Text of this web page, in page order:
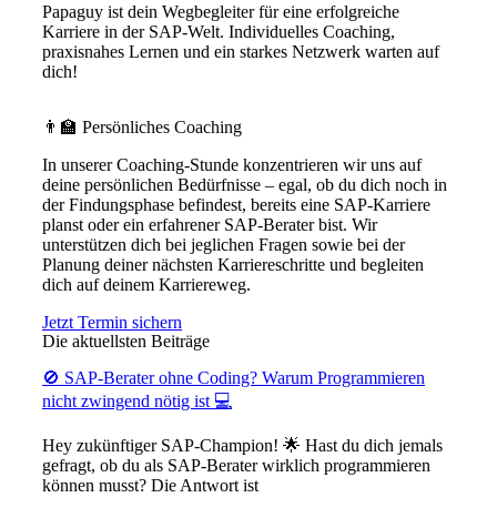
Papaguy ist dein Wegbegleiter für eine erfolgreiche
Karriere in der SAP-Welt. Individuelles Coaching,
praxisnahes Lernen und ein starkes Netzwerk warten auf
dich!
👨‍🏫 Persönliches Coaching
In unserer Coaching-Stunde konzentrieren wir uns auf
deine persönlichen Bedürfnisse – egal, ob du dich noch in
der Findungsphase befindest, bereits eine SAP-Karriere
planst oder ein erfahrener SAP-Berater bist. Wir
unterstützen dich bei jeglichen Fragen sowie bei der
Planung deiner nächsten Karriereschritte und begleiten
dich auf deinem Karriereweg.
Jetzt Termin sichern
Die aktuellsten Beiträge
🚫 SAP-Berater ohne Coding? Warum Programmieren
nicht zwingend nötig ist 💻
Hey zukünftiger SAP-Champion! 🌟 Hast du dich jemals
gefragt, ob du als SAP-Berater wirklich programmieren
können musst? Die Antwort ist